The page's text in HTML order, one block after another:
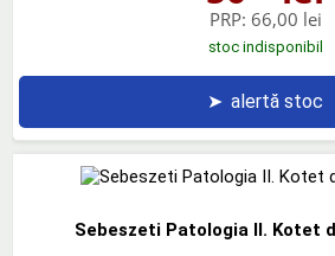
PRP: 66,00 lei
stoc indisponibil
➤ alertă stoc
Sebeszeti Patologia II. Kotet